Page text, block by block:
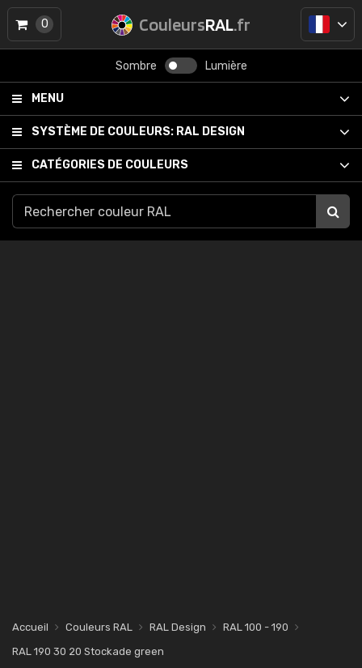
CouleursRAL.fr
Sombre Lumière
MENU
SYSTÈME DE COULEURS: RAL DESIGN
CATÉGORIES DE COULEURS
0
Accueil Couleurs RAL RAL Design
RAL 100 - 190
RAL 190 30 20 Stockade green